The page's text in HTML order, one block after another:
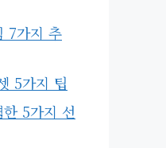
7가지 추
5가지 팁
5가지 선